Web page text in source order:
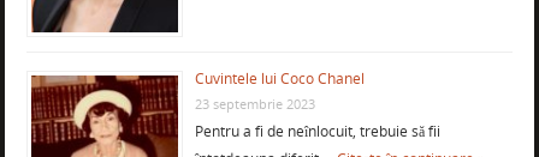
Cuvintele lui Coco Chanel
23 septembrie 2023
Pentru a fi de neînlocuit, trebuie să fii